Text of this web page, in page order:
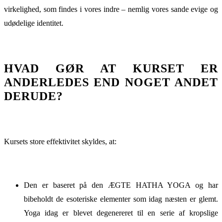
virkelighed, som findes i vores indre – nemlig vores sande evige og
udødelige identitet.
HVAD GØR AT KURSET ER
ANDERLEDES END NOGET ANDET
DERUDE?
Kursets store effektivitet skyldes, at:
Den er baseret på den ÆGTE HATHA YOGA og har
bibeholdt de esoteriske elementer som idag næsten er glemt.
Yoga idag er blevet degenereret til en serie af kropslige